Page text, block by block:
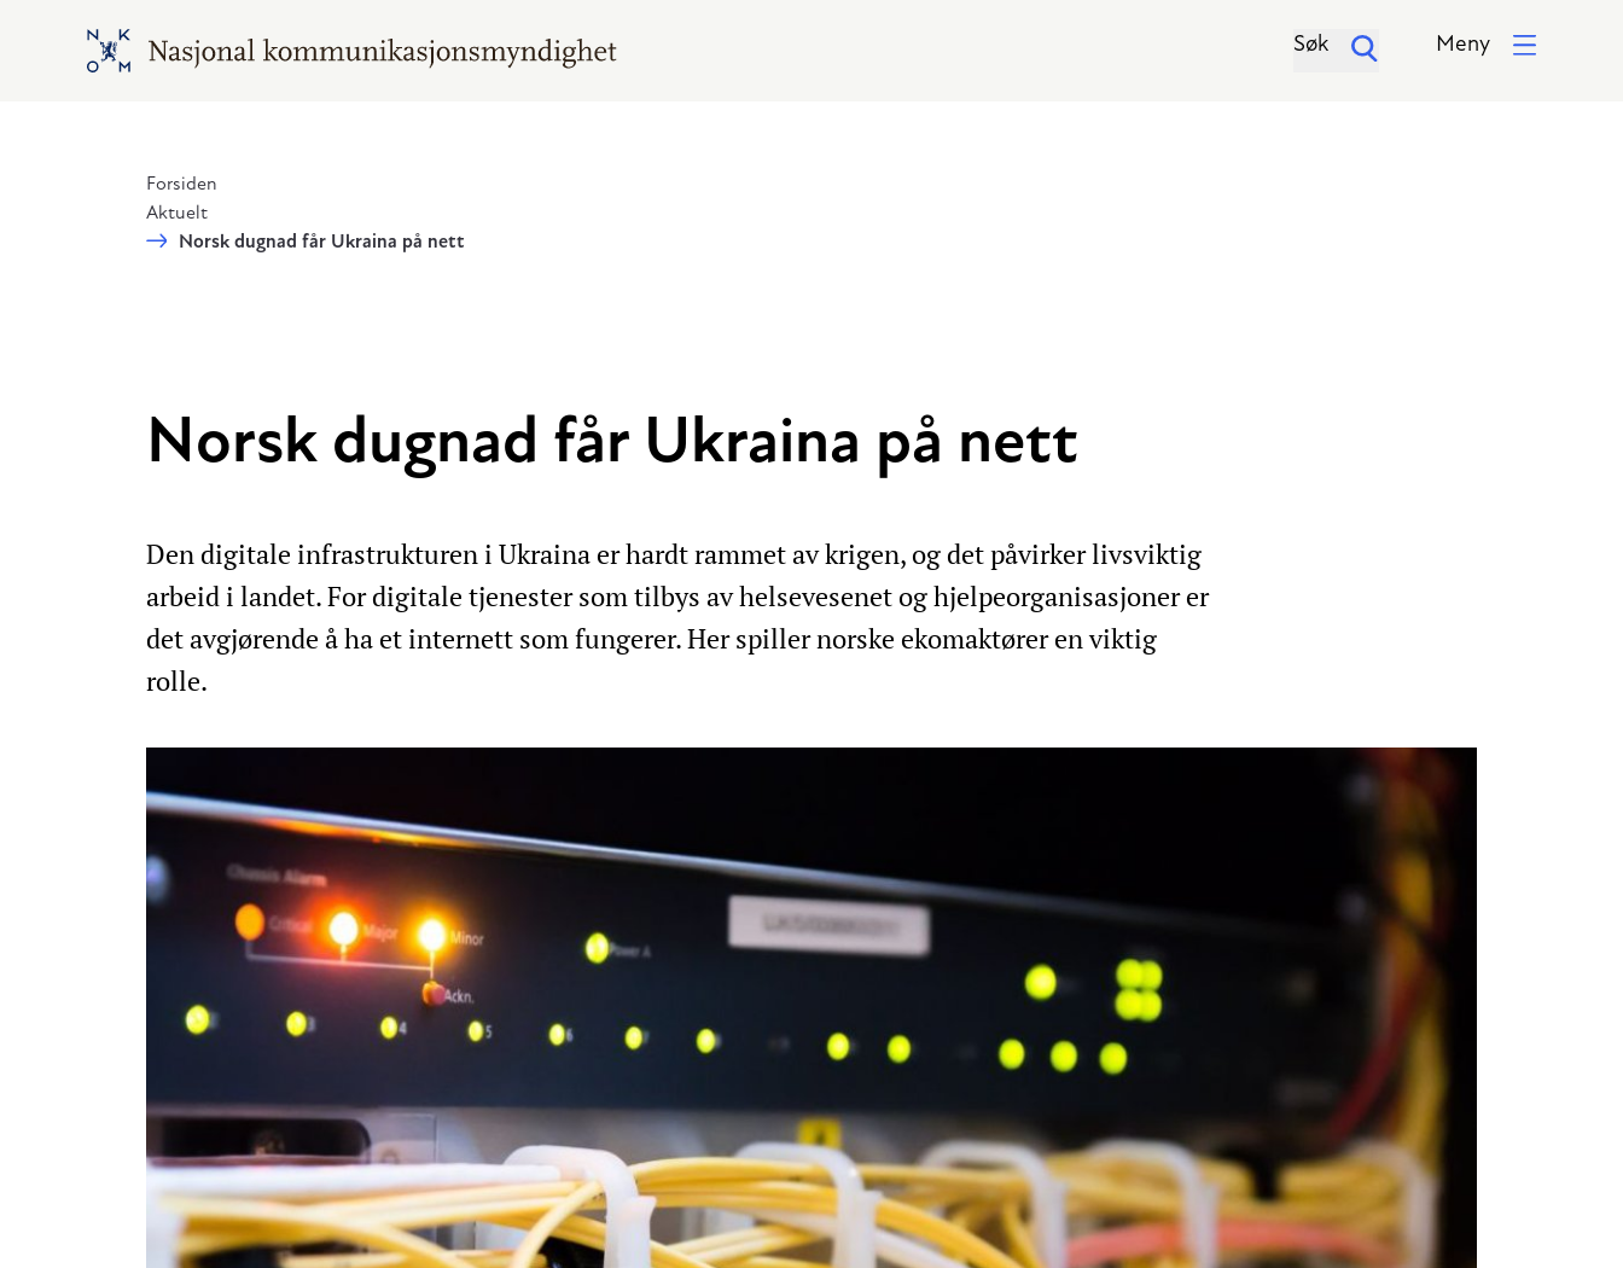
Hopp til hovedinnhold
Gå til hovedsiden Søk Meny
Forsiden
Aktuelt
Norsk dugnad får Ukraina på nett
Norsk dugnad får Ukraina på nett
Den digitale infrastrukturen i Ukraina er hardt rammet av krigen, og det påvirker livsviktig
arbeid i landet. For digitale tjenester som tilbys av helsevesenet og hjelpeorganisasjoner er
det avgjørende å ha et internett som fungerer. Her spiller norske ekomaktører en viktig
rolle.